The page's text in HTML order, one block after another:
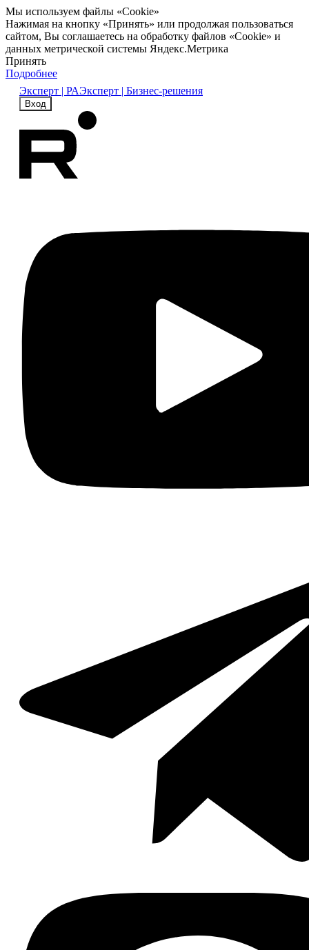
Мы используем файлы «Cookie»
Нажимая на кнопку «Принять» или продолжая пользоваться
сайтом, Вы соглашаетесь на обработку файлов «Cookie» и
данных метрической системы Яндекс.Метрика
Принять
Подробнее
Эксперт | РАЭксперт | Бизнес-решения
Вход